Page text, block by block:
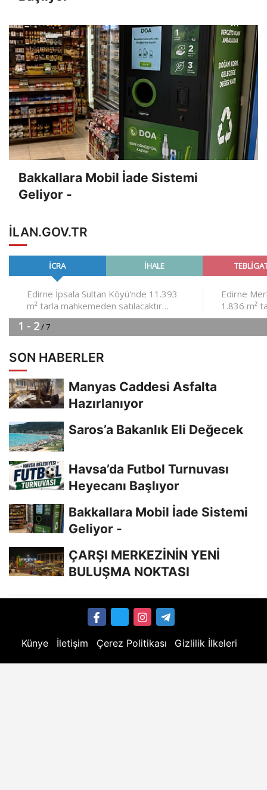
Bakkallara Mobil İade Sistemi
Geliyor -
ILAN.GOV.TR
SON HABERLER
Manyas Caddesi Asfalta
Hazırlanıyor
Saros’a Bakanlık Eli Değecek
Havsa’da Futbol Turnuvası
Heyecanı Başlıyor
Bakkallara Mobil İade Sistemi
Geliyor -
ÇARŞI MERKEZİNİN YENİ
BULUŞMA NOKTASI
Künye İletişim Çerez Politikası Gizlilik İlkeleri